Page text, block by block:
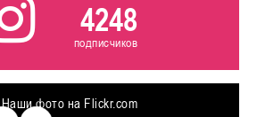
4248
подписчиков
Наши фото на Flickr.com